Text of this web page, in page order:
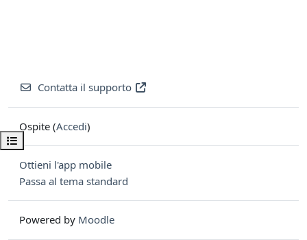
Apri indice del corso
Contatta il supporto
Ospite (Accedi)
Ottieni l'app mobile
Passa al tema standard
Powered by Moodle